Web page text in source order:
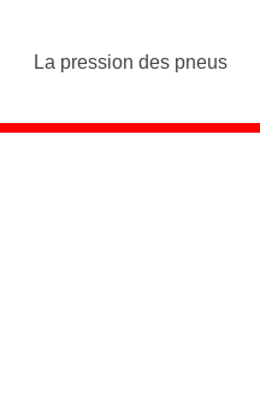
La pression des pneus